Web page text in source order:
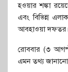
হওয়ার শঙ্কা
এবং বিভিন্ন
আবহাওয়া দফতর।
রোববার (৩
এমন তথ্য